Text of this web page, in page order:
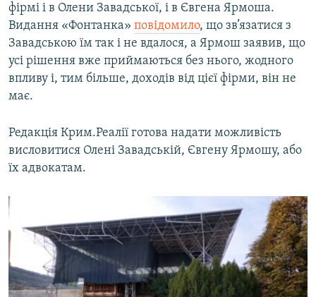
фірмі і в Олени Завадської, і в Євгена Ярмоша.
Видання «Фонтанка» повідомило, що зв’язатися з
Завадською їм так і не вдалося, а Ярмош заявив, що
усі рішення вже приймаються без нього, жодного
впливу і, тим більше, доходів від цієї фірми, він не
має.
Редакція Крим.Реалії готова надати можливість
висловитися Олені Завадській, Євгену Ярмошу, або
їх адвокатам.